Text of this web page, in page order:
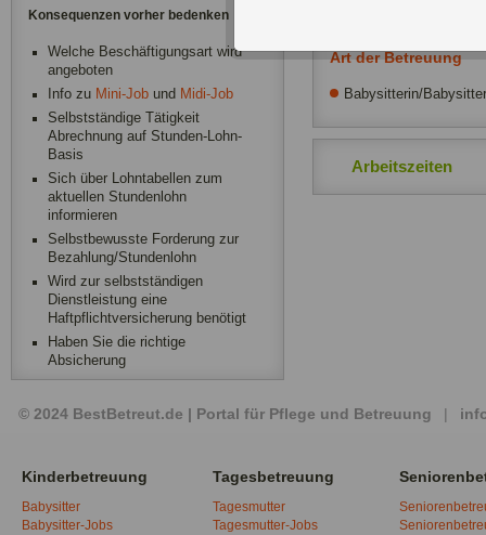
Konsequenzen vorher bedenken
Welche Beschäftigungsart wird
angeboten
Info zu Mini-Job und Midi-Job
Selbstständige Tätigkeit
Abrechnung auf Stunden-Lohn-
Basis
Sich über Lohntabellen zum
aktuellen Stundenlohn
informieren
Selbstbewusste Forderung zur
Bezahlung/Stundenlohn
Wird zur selbstständigen
Dienstleistung eine
Haftpflichtversicherung benötigt
Haben Sie die richtige
Absicherung
Art der Betreuung
Babysitterin/Babysitter
Arbeitszeiten
© 2024 BestBetreut.de | Portal für Pflege und Betreuung |
Kinderbetreuung
Babysitter
Babysitter-Jobs
Tagesbetreuung
Tagesmutter
Tagesmutter-Jobs